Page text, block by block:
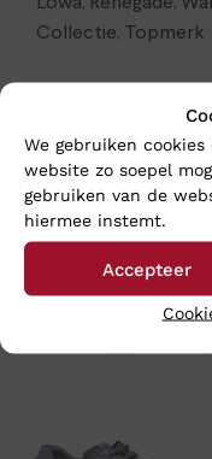
We gebruiken
website zo soepel
gebruiken van de
hiermee instemt.
Accepteer
Collectie, Topmerk